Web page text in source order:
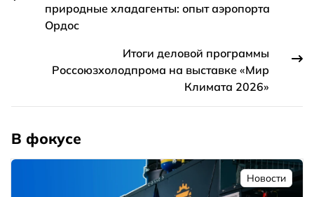
природные хладагенты: опыт аэропорта
Ордос
Итоги деловой программы
Россоюзхолодпрома на выставке «Мир
Климата 2026»
В фокусе
Новости